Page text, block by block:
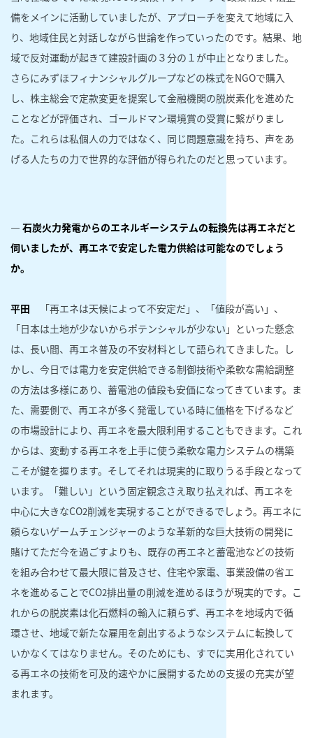
備をメインに活動していましたが、アプローチを変えて地域に入
り、地域住民と対話しながら世論を作っていったのです。結果、地
域で反対運動が起きて建設計画の３分の１が中止となりました。
さらにみずほフィナンシャルグループなどの株式をNGOで購入
し、株主総会で定款変更を提案して金融機関の脱炭素化を進めた
ことなどが評価され、ゴールドマン環境賞の受賞に繋がりまし
た。これらは私個人の力ではなく、同じ問題意識を持ち、声をあ
げる人たちの力で世界的な評価が得られたのだと思っています。
― 石炭火力発電からのエネルギーシステムの転換先は再エネだと
伺いましたが、再エネで安定した電力供給は可能なのでしょう
か。
平田 「再エネは天候によって不安定だ」、「値段が高い」、
「日本は土地が少ないからポテンシャルが少ない」といった懸念
は、長い間、再エネ普及の不安材料として語られてきました。し
かし、今日では電力を安定供給できる制御技術や柔軟な需給調整
の方法は多様にあり、蓄電池の値段も安価になってきています。ま
た、需要側で、再エネが多く発電している時に価格を下げるなど
の市場設計により、再エネを最大限利用することもできます。これ
からは、変動する再エネを上手に使う柔軟な電力システムの構築
こそが鍵を握ります。そしてそれは現実的に取りうる手段となって
います。「難しい」という固定観念さえ取り払えれば、再エネを
中心に大きなCO2削減を実現することができるでしょう。再エネに
頼らないゲームチェンジャーのような革新的な巨大技術の開発に
賭けてただ今を過ごすよりも、既存の再エネと蓄電池などの技術
を組み合わせて最大限に普及させ、住宅や家電、事業設備の省エ
ネを進めることでCO2排出量の削減を進めるほうが現実的です。こ
れからの脱炭素は化石燃料の輸入に頼らず、再エネを地域内で循
環させ、地域で新たな雇用を創出するようなシステムに転換して
いかなくてはなりません。そのためにも、すでに実用化されてい
る再エネの技術を可及的速やかに展開するための支援の充実が望
まれます。